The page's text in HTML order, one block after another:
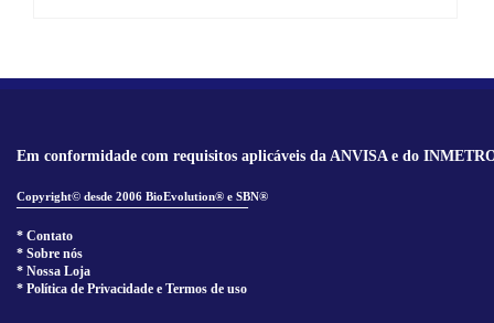
Em conformidade com requisitos aplicáveis da ANVISA e do
Copyright© desde 2006 BioEvolution® e SBN®
______________________________
* Contato
* Sobre nós
* Nossa Loja
* Política de Privacidade e Termos de uso